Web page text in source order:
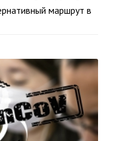
маршрут в